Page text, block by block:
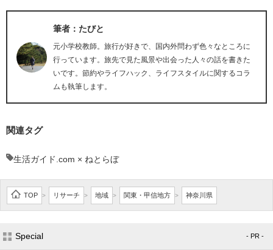
筆者：たびと
元小学校教師。旅行が好きで、国内外問わず色々なところに
行っています。旅先で見た風景や出会った人々の話を書きた
いです。節約やライフハック、ライフスタイルに関するコラ
ムも執筆します。
関連タグ
生活ガイド.com × ねとらぼ
TOP > リサーチ > 地域 > 関東・甲信地方 > 神奈川県
Special - PR -